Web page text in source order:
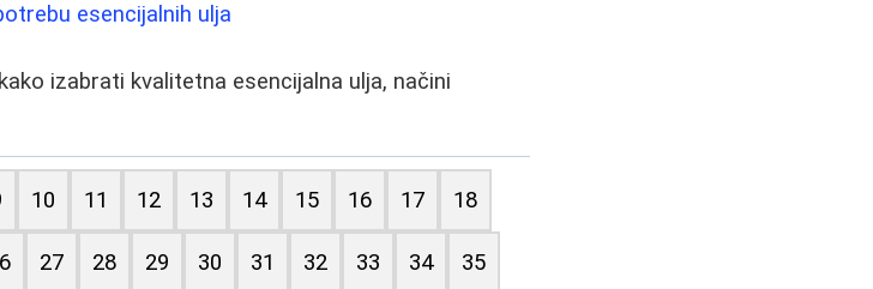
esencijalnih ulja
izabrati kvalitetna esencijalna ulja, načini
10 11 12 13 14 15 16 17 18
27 28 29 30 31 32 33 34 35